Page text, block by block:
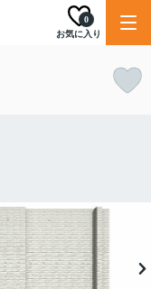
お気に入り
0